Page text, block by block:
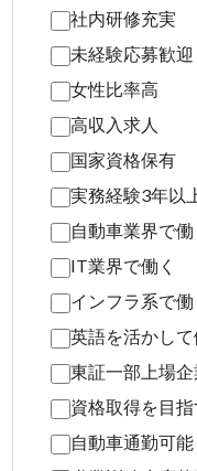
社内研修充実
未経験応募歓迎
女性比率高
高収入求人
国家資格保有
実務経験3年以
自動車業界で働
IT業界で働く
インフラ系で働
英語を活かして
東証一部上場企
資格取得を目指
自動車通勤可能